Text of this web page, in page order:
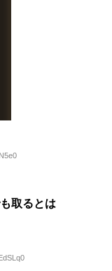
取るとは